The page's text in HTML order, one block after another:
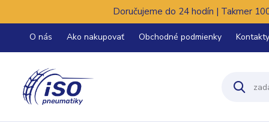
Doručujeme do 24 hodín | Takmer
O nás Ako nakupovať Obchodné podmienky Kontakty